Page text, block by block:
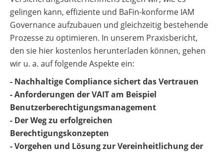
gelingen kann, effiziente und BaFin-konforme IAM
Governance aufzubauen und gleichzeitig bestehende
Prozesse zu optimieren. In unserem Praxisbericht,
den sie hier kostenlos herunterladen können, gehen
wir u. a. auf folgende Aspekte ein:
- Nachhaltige Compliance sichert das Vertrauen
- Anforderungen der VAIT am Beispiel
Benutzerberechtigungsmanagement
- Der Weg zu erfolgreichen
Berechtigungskonzepten
- Vorgehen und Lösung zur Vereinheitlichung der